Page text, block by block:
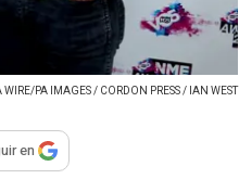
WIRE/PA IMAGES / CORDON PRESS / IAN WEST
para compartir
en